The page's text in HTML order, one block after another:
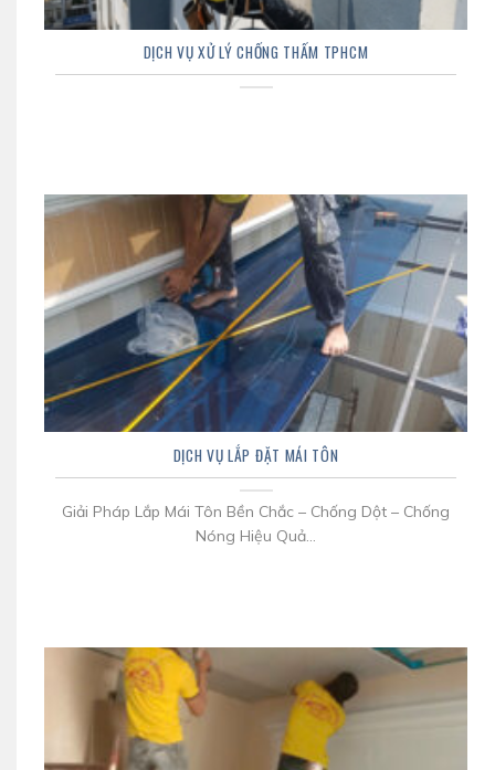
DỊCH VỤ XỬ LÝ CHỐNG THẤM TPHCM
DỊCH VỤ LẮP ĐẶT MÁI TÔN
Giải Pháp Lắp Mái Tôn Bền Chắc – Chống Dột – Chống
Nóng Hiệu Quả...